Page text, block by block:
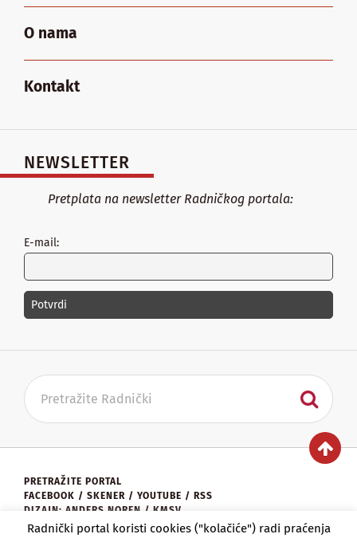
O nama
Kontakt
NEWSLETTER
Pretplata na newsletter Radničkog portala:
E-mail:
PRETRAŽITE PORTAL
FACEBOOK / SKENER / YOUTUBE / RSS
DIZAJN: ANDERS NOREN / KMSV
KONTAKT: UREDNISTVO@RADNICKI.ORG
Radnički portal koristi cookies ("kolačiće") radi praćenja